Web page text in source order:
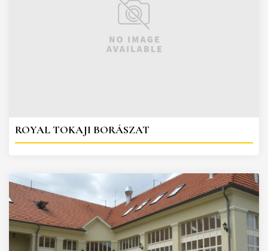
ROYAL TOKAJI BORÁSZAT